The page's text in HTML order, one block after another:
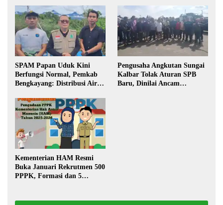
Pembangunan
SPAM Papan Uduk Kini
Berfungsi Normal, Pemkab
Bengkayang: Distribusi Air
Warga
Pengusaha Angkutan Sungai
Kalbar Tolak Aturan SPB
Baru, Dinilai Ancam
Kementerian HAM Resmi
Buka Januari Rekrutmen 500
PPPK, Formasi dan 5